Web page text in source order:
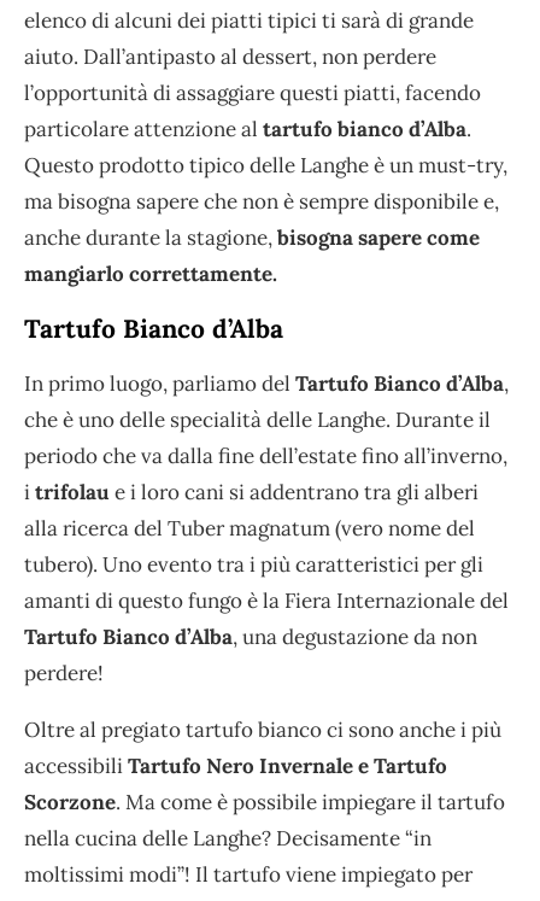
elenco di alcuni dei piatti tipici ti sarà di grande
aiuto. Dall’antipasto al dessert, non perdere
l’opportunità di assaggiare questi piatti, facendo
particolare attenzione al tartufo bianco d’Alba.
Questo prodotto tipico delle Langhe è un must-try,
ma bisogna sapere che non è sempre disponibile e,
anche durante la stagione,bisogna sapere come
mangiarlo correttamente.
Tartufo Bianco d’Alba
In primo luogo, parliamo del Tartufo Bianco d’Alba,
che è uno delle specialità delle Langhe. Durante il
periodo che va dalla fine dell’estate fino all’inverno,
itrifolau e i loro cani si addentrano tra gli alberi
alla ricerca del Tuber magnatum (vero nome del
tubero). Uno evento tra i più caratteristici per gli
amanti di questo fungo è la Fiera Internazionale del
Tartufo Bianco d’Alba, una degustazione da non
perdere!
Oltre al pregiato tartufo bianco ci sono anche i più
accessibiliTartufo Nero Invernale e Tartufo
Scorzone. Ma come è possibile impiegare il tartufo
nella cucina delle Langhe? Decisamente “in
moltissimi modi”! Il tartufo viene impiegato per